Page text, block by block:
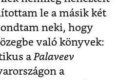
le a másik két
neki, hogy
való könyvek:
aPalaveev
a